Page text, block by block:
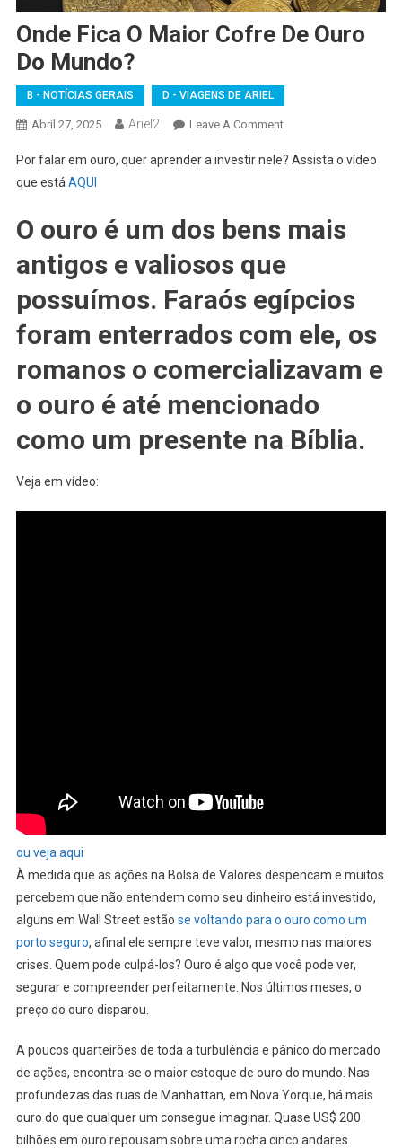
Onde Fica O Maior Cofre De Ouro
Do Mundo?
B - NOTÍCIAS GERAIS D - VIAGENS DE ARIEL
Abril 27, 2025 Ariel2 Leave A CommentOn
Fica
Cofre
Ouro
Do
Mundo?
Por falar em ouro, quer aprender a investir nele? Assista o vídeo
que está AQUI
O ouro é um dos bens mais
antigos e valiosos que
possuímos. Faraós egípcios
foram enterrados com ele, os
romanos o comercializavam e
o ouro é até mencionado
como um presente na Bíblia.
Veja em vídeo:
ou veja aqui
À medida que as ações na Bolsa de Valores despencam e muitos
percebem que não entendem como seu dinheiro está investido,
alguns em Wall Street estão se voltando para o ouro como um
porto seguro, afinal ele sempre teve valor, mesmo nas maiores
crises. Quem pode culpá-los? Ouro é algo que você pode ver,
segurar e compreender perfeitamente. Nos últimos meses, o
preço do ouro disparou.
A poucos quarteirões de toda a turbulência e pânico do mercado
de ações, encontra-se o maior estoque de ouro do mundo. Nas
profundezas das ruas de Manhattan, em Nova Yorque, há mais
ouro do que qualquer um consegue imaginar. Quase US$ 200
bilhões em ouro repousam sobre uma rocha cinco andares